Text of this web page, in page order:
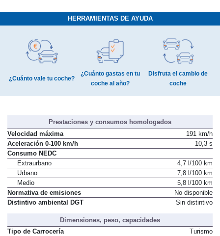
HERRAMIENTAS DE AYUDA
¿Cuánto vale tu coche?
¿Cuánto gastas en tu
coche al año?
Disfruta el cambio de
coche
Prestaciones y consumos homologados
Velocidad máxima
191 km/h
Aceleración 0-100 km/h
10,3 s
Consumo NEDC
Extraurbano
4,7 l/100 km
Urbano
7,8 l/100 km
Medio
5,8 l/100 km
Normativa de emisiones
No disponible
Distintivo ambiental DGT
Sin distintivo
Dimensiones, peso, capacidades
Tipo de Carrocería
Turismo